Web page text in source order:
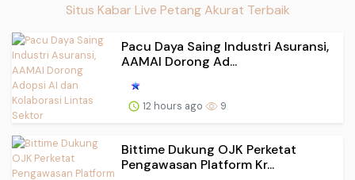
Situs Kabar Live Petang Akurat Terbaik
Pacu Daya Saing Industri Asuransi,
AAMAI Dorong Ad...
12 hours ago 9
Bittime Dukung OJK Perketat
Pengawasan Platform Kr...